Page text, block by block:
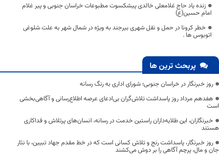
زنده یاد حاج غلامعلی خالدی پیشکسوت مطبوعات خراسان جنوبی و پیر غلام
امام حسین(ع)
خطر کرونا در حمل و نقل شهری بیرجند به ویژه در شمال شهر به علت شلوغی
اتوبوس ها .
پربحث ترین ها
روز خبرنگار در خراسان جنوبی؛ شورای اداری به رنگ رسانه
هفدهم مرداد روز پاسداشت تلاش‌گران بی‌ادعای عرصه اطلاع‌رسانی و آگاهی‌بخشی
است
خبرنگاران، این طلایه‌داران راستین خدمت در رسانه، انسان‌های پرتلاش و فداکاری
هستند
روز خبرنگار، پاسداشت رنج و تلاش کسانی است که در خط مقدم جهاد تبیین، با نثار
جان و مال، پرچم آگاهی را بر دوش می‌کشند